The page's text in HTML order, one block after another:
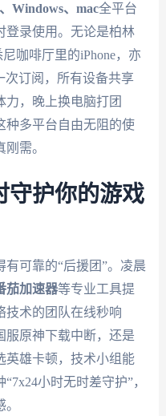
Windows、mac全平台
登录使用。无论是柏林
咖啡厅里的iPhone，亦
次订阅，所有设备共享
力，晚上换电脑打团
种多平台自由无阻的使
需。
守护你的游戏
可靠的“后援团”。凌晨
茄加速器等专业工具提
技术的团队在线秒响
服原神下载中断，还是
英雄卡顿，技术小组能
小时无时差守护”，